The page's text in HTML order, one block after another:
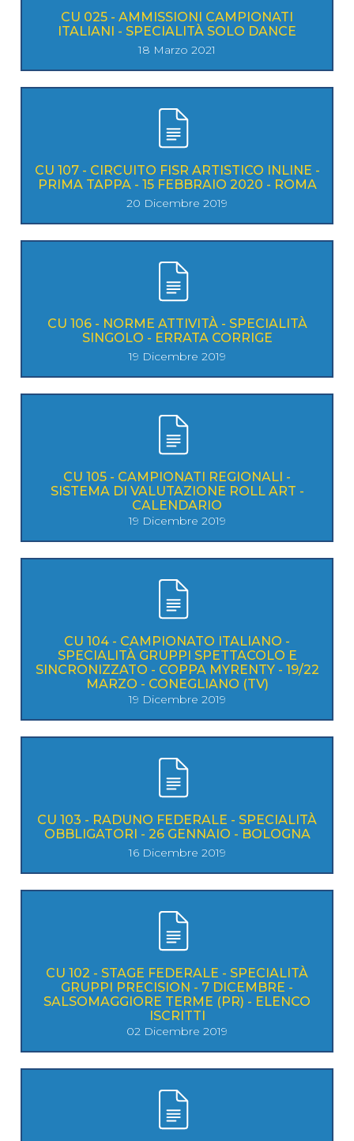
CU 025 - AMMISSIONI CAMPIONATI
ITALIANI - SPECIALITÀ SOLO DANCE
18 Marzo 2021
CU 107 - CIRCUITO FISR ARTISTICO INLINE -
PRIMA TAPPA - 15 FEBBRAIO 2020 - ROMA
20 Dicembre 2019
CU 106 - NORME ATTIVITÀ - SPECIALITÀ
SINGOLO - ERRATA CORRIGE
19 Dicembre 2019
CU 105 - CAMPIONATI REGIONALI -
SISTEMA DI VALUTAZIONE ROLL ART -
CALENDARIO
19 Dicembre 2019
CU 104 - CAMPIONATO ITALIANO -
SPECIALITÀ GRUPPI SPETTACOLO E
SINCRONIZZATO - COPPA MYRENTY - 19/22
MARZO - CONEGLIANO (TV)
19 Dicembre 2019
CU 103 - RADUNO FEDERALE - SPECIALITÀ
OBBLIGATORI - 26 GENNAIO - BOLOGNA
16 Dicembre 2019
CU 102 - STAGE FEDERALE - SPECIALITÀ
GRUPPI PRECISION - 7 DICEMBRE -
SALSOMAGGIORE TERME (PR) - ELENCO
ISCRITTI
02 Dicembre 2019